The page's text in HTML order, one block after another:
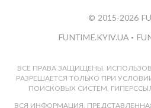
© 2015-2026
FUNTIME.KYIV.UA •
ВСЕ ПРАВА ЗАЩИЩЕНЫ.
РАЗРЕШАЕТСЯ ТОЛЬКО ПРИ
ПОИСКОВЫХ СИСТЕМ,
ВСЯ ИНФОРМАЦИЯ,